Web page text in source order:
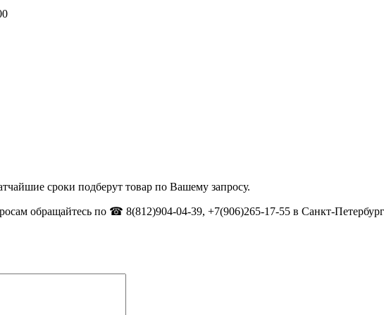
сроки подберут товар по Вашему запросу.
обращайтесь по ☎ 8(812)904-04-39, +7(906)265-17-55 в Санкт-